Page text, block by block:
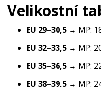
Velikostní
EU 29–30,5 → MP:
EU 32–33,5 → MP:
EU 35–36,5 → MP:
EU 38–39,5 → MP: